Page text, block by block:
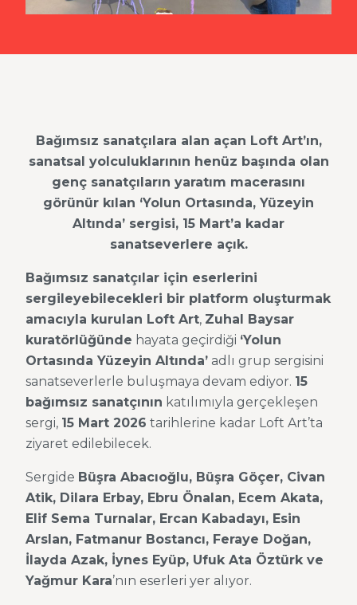
Bağımsız sanatçılara alan açan Loft Art’ın,
sanatsal yolculuklarının henüz başında olan
genç sanatçıların yaratım macerasını
görünür kılan ‘Yolun Ortasında, Yüzeyin
Altında’ sergisi, 15 Mart’a kadar
sanatseverlere açık.
Bağımsız sanatçılar için eserlerini
sergileyebilecekleri bir platform oluşturmak
amacıyla kurulan Loft Art, Zuhal Baysar
kuratörlüğünde hayata geçirdiği ‘Yolun
Ortasında Yüzeyin Altında’ adlı grup sergisini
sanatseverlerle buluşmaya devam ediyor. 15
bağımsız sanatçının katılımıyla gerçekleşen
sergi, 15 Mart 2026 tarihlerine kadar Loft Art’ta
ziyaret edilebilecek.
Sergide Büşra Abacıoğlu, Büşra Göçer, Civan
Atik, Dilara Erbay, Ebru Önalan, Ecem Akata,
Elif Sema Turnalar, Ercan Kabadayı, Esin
Arslan, Fatmanur Bostancı, Feraye Doğan,
İlayda Azak, İynes Eyüp, Ufuk Ata Öztürk ve
Yağmur Kara’nın eserleri yer alıyor.